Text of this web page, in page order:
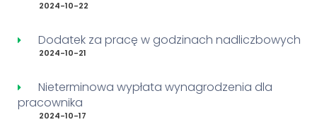
2024-10-22
Dodatek za pracę w godzinach nadliczbowych
2024-10-21
Nieterminowa wypłata wynagrodzenia dla
pracownika
2024-10-17